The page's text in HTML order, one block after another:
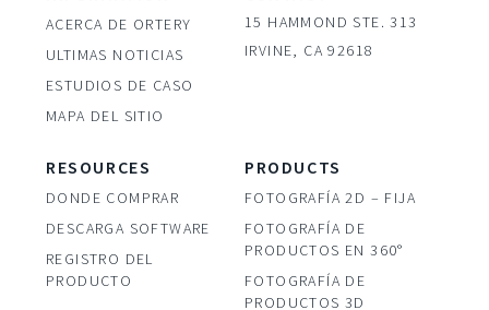
ACERCA DE ORTERY
ULTIMAS NOTICIAS
ESTUDIOS DE CASO
MAPA DEL SITIO
15 HAMMOND STE. 313
IRVINE, CA 92618
RESOURCES
DONDE COMPRAR
DESCARGA SOFTWARE
REGISTRO DEL
PRODUCTO
PRODUCTS
FOTOGRAFÍA 2D – FIJA
FOTOGRAFÍA DE
PRODUCTOS EN 360°
FOTOGRAFÍA DE
PRODUCTOS 3D